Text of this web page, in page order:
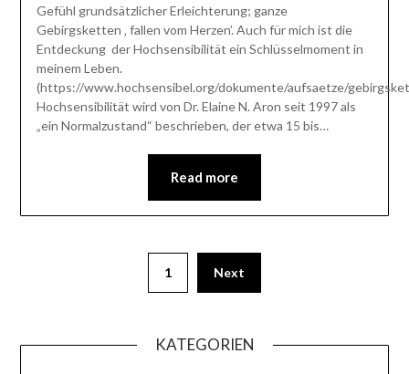
Gefühl grundsätzlicher Erleichterung; ganze
Gebirgsketten ‚ fallen vom Herzen’. Auch für mich ist die
Entdeckung der Hochsensibilität ein Schlüsselmoment in
meinem Leben.
(https://www.hochsensibel.org/dokumente/aufsaetze/
Hochsensibilität wird von Dr. Elaine N. Aron seit 1997 als
„ein Normalzustand“ beschrieben, der etwa 15 bis…
Read more
1 Next
KATEGORIEN